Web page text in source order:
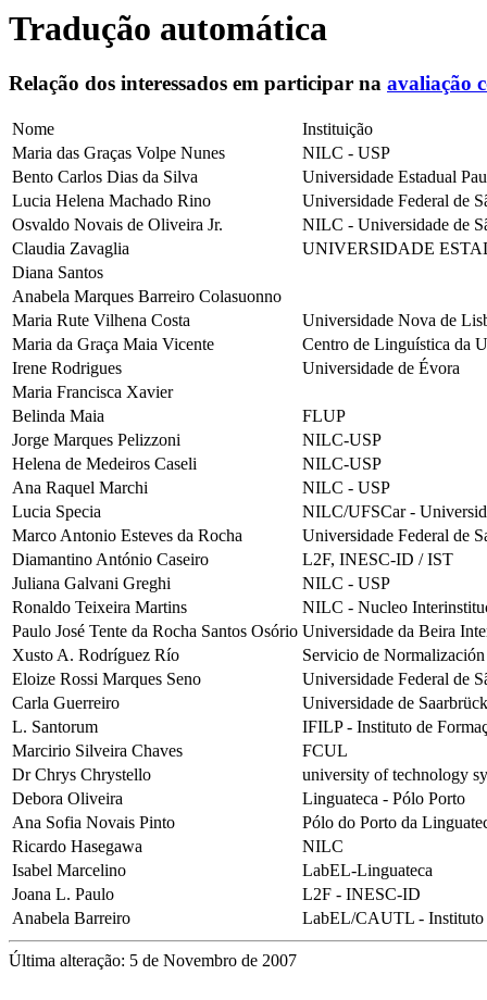
Tradução automática
Relação dos interessados em participar na avaliação
Nome
Instituição
Maria das Graças Volpe Nunes
NILC - USP
Bento Carlos Dias da Silva
Universidade Estadual
Lucia Helena Machado Rino
Universidade Federal de
Osvaldo Novais de Oliveira Jr.
NILC - Universidade de
Claudia Zavaglia
UNIVERSIDADE
Diana Santos
Anabela Marques Barreiro Colasuonno
Maria Rute Vilhena Costa
Universidade Nova de
Maria da Graça Maia Vicente
Centro de Linguística da
Irene Rodrigues
Universidade de Évora
Maria Francisca Xavier
Belinda Maia
FLUP
Jorge Marques Pelizzoni
NILC-USP
Helena de Medeiros Caseli
NILC-USP
Ana Raquel Marchi
NILC - USP
Lucia Specia
NILC/UFSCar -
Marco Antonio Esteves da Rocha
Universidade Federal de
Diamantino António Caseiro
L2F, INESC-ID / IST
Juliana Galvani Greghi
NILC - USP
Ronaldo Teixeira Martins
NILC - Nucleo
Paulo José Tente da Rocha Santos Osório Universidade da Beira
Xusto A. Rodríguez Río
Servicio de
Eloize Rossi Marques Seno
Universidade Federal de
Carla Guerreiro
Universidade de
L. Santorum
IFILP - Instituto de
Marcirio Silveira Chaves
FCUL
Dr Chrys Chrystello
university of technology
Debora Oliveira
Linguateca - Pólo Porto
Ana Sofia Novais Pinto
Pólo do Porto da
Ricardo Hasegawa
NILC
Isabel Marcelino
LabEL-Linguateca
Joana L. Paulo
L2F - INESC-ID
Anabela Barreiro
LabEL/CAUTL - Instituto
Última alteração: 5 de Novembro de 2007